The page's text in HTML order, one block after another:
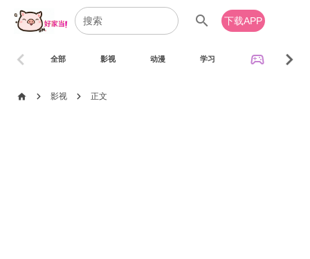
search 下载APP
全部 影视 动漫 学习 sports_esports
chevron_left chevron_right
home chevron_right 影视 chevron_right 正文